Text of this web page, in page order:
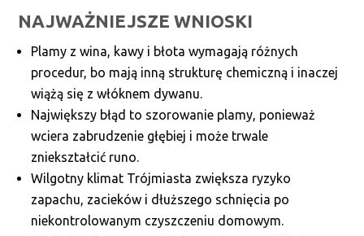
NAJWAŻNIEJSZE WNIOSKI
Plamy z wina, kawy i błota wymagają różnych
procedur, bo mają inną strukturę chemiczną i inaczej
wiążą się z włóknem dywanu.
Największy błąd to szorowanie plamy, ponieważ
wciera zabrudzenie głębiej i może trwale
zniekształcić runo.
Wilgotny klimat Trójmiasta zwiększa ryzyko
zapachu, zacieków i dłuższego schnięcia po
niekontrolowanym czyszczeniu domowym.